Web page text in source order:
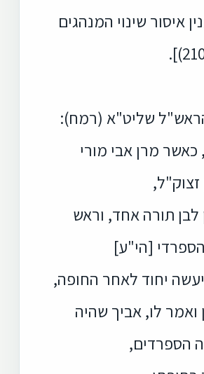
איסור שינוי המנהגים
שליט"א (רמח):
מרן אבי מורי
זצוק"ל,
לבן תורה אחד, וראש
[הי"ע]
יחוד לאחר החופה,
ואמר לו, אביך שהיה
הספרדים,